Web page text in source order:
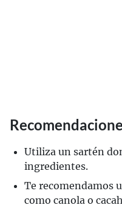
Utiliza un sartén
ingredientes.
Te recomendamos
como canola o